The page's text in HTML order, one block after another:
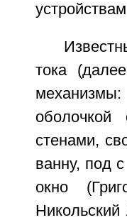
тока
стенами,
ванну, под
окно
Никольский